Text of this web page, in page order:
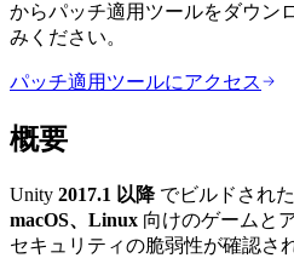
LiveOps
ローンチ後のインサイトとライ
発見され、モバイルユーザーを
アプリ内課金
ストアとD2C全体でIAPを管理
小売
店内体験をオンライン体験に変
自動車
イノベーションと車内体験を促
すべての業界を見る
ケーススタディ
専門家のヒントとコツ
デモ
デモ、サンプル、ビルディング
すべてのリソース
Unity Awards
世界中のUnityクリエイターを祝う
ハウツーガイド
実用的なヒントとベストプラク
キャリアをスタートさせる
教育者向け
教育を大幅に強化
からパッチ適用ツールをダウン
みください。
パッチ適用ツールにアクセス
概要
Unity 2017.1 以降でビルドされた
macOS、Linux 向けのゲームと
セキュリティの脆弱性が確認さ